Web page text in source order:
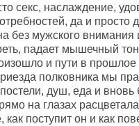
секс, наслаждение,
да и просто
без мужского внимания
падает мышечный
и пути в прошлое
полковника мы
душ, еда и вновь
на глазах
как поступит он и как